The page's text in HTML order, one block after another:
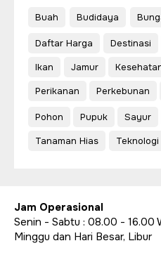
Buah Budidaya
Daftar Harga Destinasi
Ikan
Jamur
Perikanan
Perkebunan
Pohon Pupuk Sayur
Tanaman Hias
Teknologi
Jam Operasional
Senin - Sabtu : 08.00 - 16.00
Minggu dan Hari Besar, Libur